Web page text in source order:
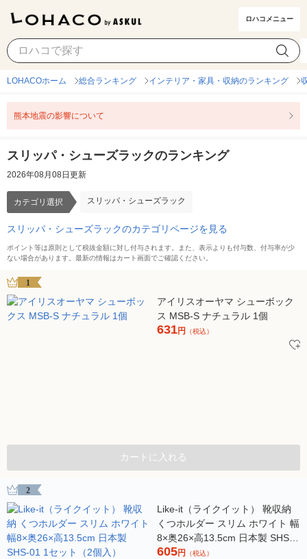
ロハコメニュー
スリッパ・シューズラック カテゴリ選択
LOHACOホーム 総合ランキング インテリア・家具・収納のランキング
熊本地震の影響について
スリッパ・シューズラックのランキング
2026年08月08日更新
カテゴリ選択 スリッパ・シューズラック
スリッパ・シューズラックのカテゴリページを見る
ポイント等は原則として税抜金額に対し付与されます。また、表示よりも付与数、付与率が少
ない場合があります。最新の情報はカート画面でご確認ください。
1
アイリスオーヤマ シューボック
ス MSB-S ナチュラル 1個
631円 （税込）
カートに入れる
2
Like-it（ライクイット） 靴収納
くつホルダー スリム ホワイト 幅
8×奥26×高13.5cm 日本製 SHS-
01 1セット（2個入）
605円 （税込）